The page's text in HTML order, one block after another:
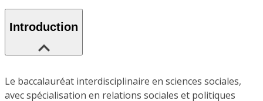
Introduction
Le baccalauréat interdisciplinaire en sciences sociales,
avec spécialisation en relations sociales et politiques